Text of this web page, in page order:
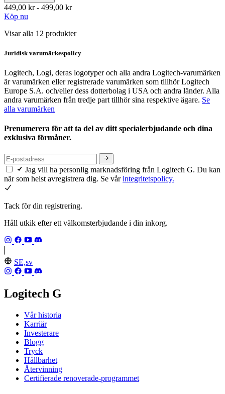
449,00 kr- 499,00 kr
Köp nu
Visar alla 12 produkter
Juridisk varumärkespolicy
Logitech, Logi, deras logotyper och alla andra Logitech-varumärken
är varumärken eller registrerade varumärken som tillhör Logitech
Europe S.A. och/eller dess dotterbolag i USA och andra länder. Alla
andra varumärken från tredje part tillhör sina respektive ägare. Se
alla varumärken
Prenumerera för att ta del av ditt specialerbjudande och dina
exklusiva förmåner.
Jag vill ha personlig marknadsföring från Logitech G. Du kan
när som helst avregistrera dig. Se vårintegritetspolicy.
Tack för din registrering.
Håll utkik efter ett välkomsterbjudande i din inkorg.
SE,sv
Logitech G
Vår historia
Karriär
Investerare
Blogg
Tryck
Hållbarhet
Återvinning
Certifierade renoverade-programmet